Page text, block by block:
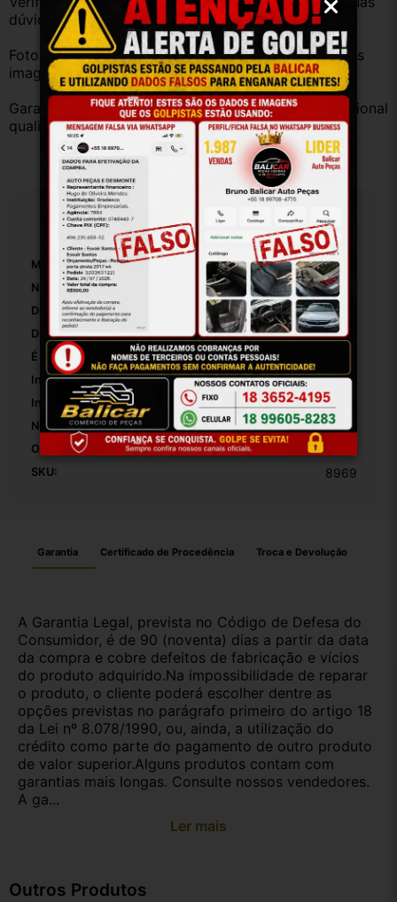
dúvidas no campo de perguntas!
Fotos reais do produto. Peça exatamente igual à das
imagens.
Garantia válida somente com instalação por profissional
qualificado.
Especificações
Marca: Fomoco
Número De Peça: Cj5e6c525ae
Diâmetro Interno:
Diâmetro Externo: 10
É Ajustável:
Inclui Rolamento De Empuxo: False
Inclui Corrente: False
Número De Dentes: 40
Origem:
SKU: 8969
Garantia Certificado de Procedência Troca e Devolução
A Garantia Legal, prevista no Código de Defesa do
Consumidor, é de 90 (noventa) dias a partir da data
da compra e cobre defeitos de fabricação e vícios
do produto adquirido.Na impossibilidade de reparar
o produto, o cliente poderá escolher dentre as
opções previstas no parágrafo primeiro do artigo 18
da Lei nº 8.078/1990, ou, ainda, a utilização do
crédito como parte do pagamento de outro produto
de valor superior.Alguns produtos contam com
garantias mais longas. Consulte nossos vendedores.
A ga...
Ler mais
Outros Produtos